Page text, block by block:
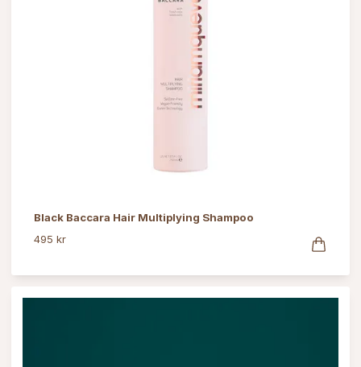
Black Baccara Hair Multiplying Shampoo
495 kr